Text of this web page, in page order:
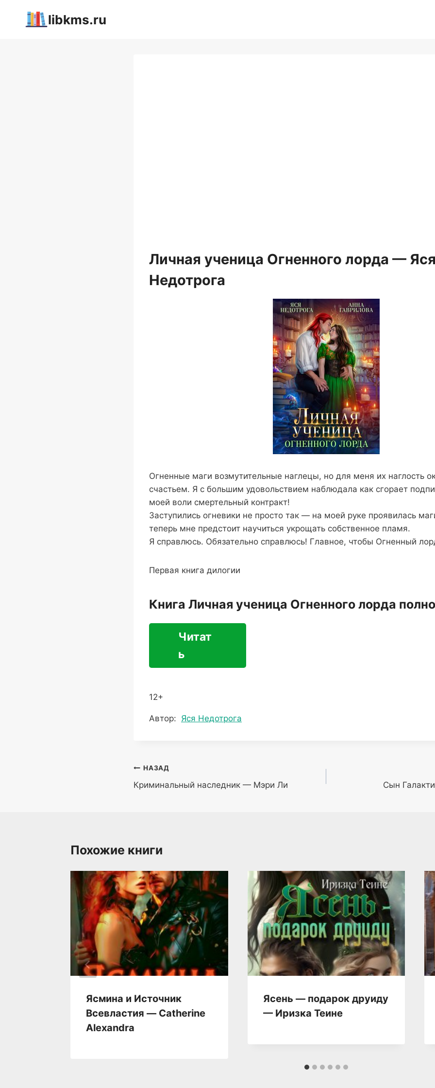
libkms.ru
Личная ученица Огненного лорда —
Недотрога
Огненные маги возмутительные наглецы, но для меня их наглость
счастьем. Я с большим удовольствием наблюдала как сгорает
моей воли смертельный контракт!
Заступились огневики не просто так — на моей руке проявилась
теперь мне предстоит научиться укрощать собственное пламя.
Я справлюсь. Обязательно справлюсь! Главное, чтобы Огненный
Первая книга дилогии
Книга Личная ученица Огненного лорда
Читат
ь
12+
Метки
Автор: Яся Недотрога
Навигация
по
НАЗАД
Криминальный наследник — Мэри Ли Сын
Похожие книги
Ясмина и Источник
Всевластия — Catherine
Alexandra
Ясень — подарок друиду
— Иризка Теине